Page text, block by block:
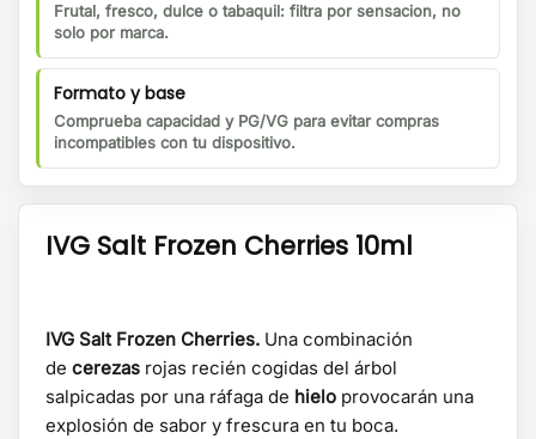
Frutal, fresco, dulce o tabaquil: filtra por sensacion, no
solo por marca.
Formato y base
Comprueba capacidad y PG/VG para evitar compras
incompatibles con tu dispositivo.
IVG Salt Frozen Cherries 10ml
IVG Salt Frozen Cherries. Una combinación
de cerezas rojas recién cogidas del árbol
salpicadas por una ráfaga de hielo provocarán una
explosión de sabor y frescura en tu boca.